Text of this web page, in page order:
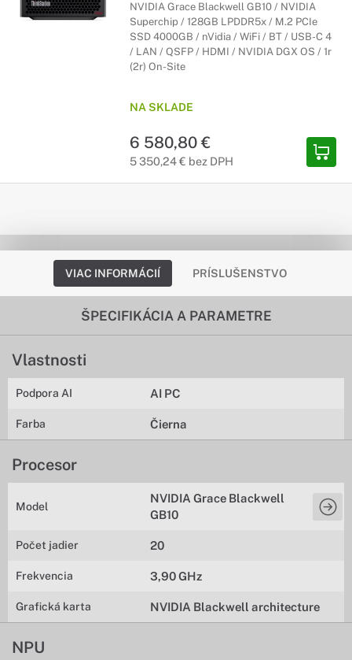
NVIDIA Grace Blackwell GB10 / NVIDIA
Superchip / 128GB LPDDR5x / M.2 PCIe
SSD 4000GB / nVidia / WiFi / BT / USB-C 4
/ LAN / QSFP / HDMI / NVIDIA DGX OS / 1r
(2r) On-Site
NA SKLADE
6 580,80 €
5 350,24 € bez DPH
VIAC INFORMÁCIÍ PRÍSLUŠENSTVO
ŠPECIFIKÁCIA A PARAMETRE
Vlastnosti
Podpora AI AI PC
Farba Čierna
Procesor
Model
NVIDIA Grace Blackwell
GB10
Počet jadier 20
Frekvencia 3,90 GHz
Grafická karta NVIDIA Blackwell architecture
NPU